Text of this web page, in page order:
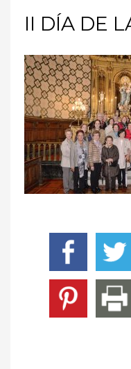
II DÍA DE